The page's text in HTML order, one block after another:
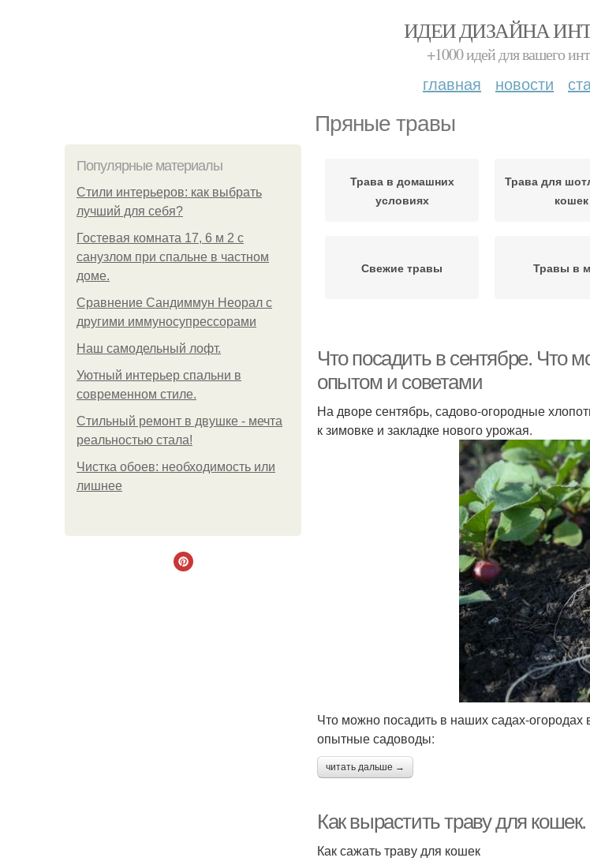
ИДЕИ ДИЗАЙНА
+1000 идей для вашего
главная новости
Пряные травы
Популярные материалы
Стили интерьеров: как выбрать
лучший для себя?
Гостевая комната 17, 6 м 2 с
санузлом при спальне в частном
доме.
Сравнение Сандиммун Неорал с
другими иммуносупрессорами
Наш самодельный лофт.
Уютный интерьер спальни в
современном стиле.
Стильный ремонт в двушке - мечта
реальностью стала!
Чистка обоев: необходимость или
лишнее
Трава в домашних
условиях
Трава для
кошек
Свежие травы Травы в
Что посадить в сентябре. Что
опытом и советами
На дворе сентябрь, садово-огородные
к зимовке и закладке нового урожая.
Что можно посадить в наших садах-
опытные садоводы:
читать дальше →
Как вырастить траву для кошек.
Как сажать траву для кошек